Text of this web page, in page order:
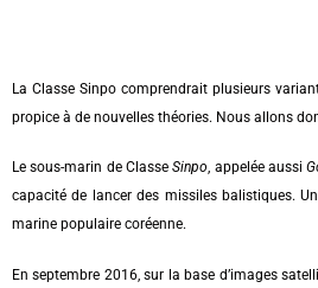
La Classe Sinpo comprendrait plusieurs
propice à de nouvelles théories. Nous allons
Le sous-marin de ClasseSinpo, appelée aussi
capacité de lancer des missiles balistiques.
marine populaire coréenne.
En septembre 2016, sur la base d’images